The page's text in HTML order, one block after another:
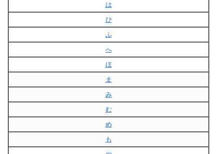
は
ひ
ふ
へ
ほ
ま
み
む
め
も